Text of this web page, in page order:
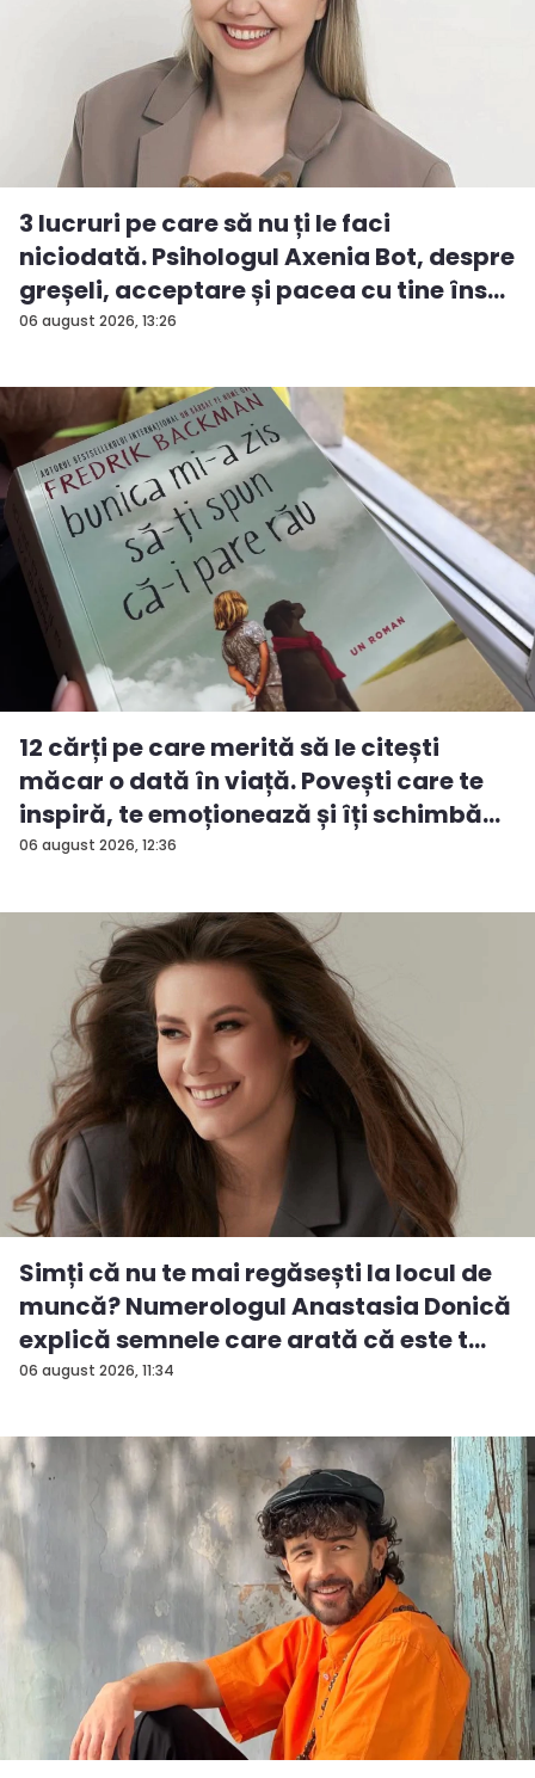
06 august 2026, 13:26
3 lucruri pe care să nu ți le faci
niciodată. Psihologul Axenia Bot, despre
greșeli, acceptare și pacea cu tine îns...
06 august 2026, 12:36
12 cărți pe care merită să le citești
măcar o dată în viață. Povești care te
inspiră, te emoționează și îți schimbă...
06 august 2026, 11:34
Simți că nu te mai regăsești la locul de
muncă? Numerologul Anastasia Donică
explică semnele care arată că este t...